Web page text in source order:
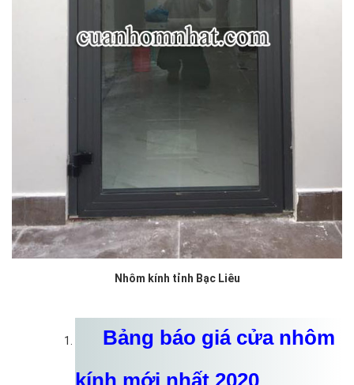
Nhôm kính tỉnh Bạc Liêu
Bảng báo giá cửa nhôm
kính mới nhất 2020